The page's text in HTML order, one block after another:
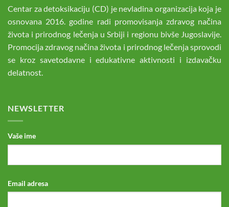
Centar za detoksikaciju (CD) je nevladina organizacija koja je
osnovana 2016. godine radi promovisanja zdravog načina
života i prirodnog lečenja u Srbiji i regionu bivše Jugoslavije.
Promocija zdravog načina života i prirodnog lečenja sprovodi
se kroz savetodavne i edukativne aktivnosti i izdavačku
delatnost.
NEWSLETTER
Vaše ime
Email adresa